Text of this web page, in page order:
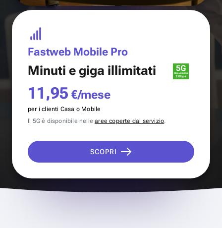
Fastweb Mobile Pro
Minuti e giga illimitati
11,95 €/mese
per i clienti Casa o Mobile
Il 5G è disponibile nellearee coperte dal servizio.
SCOPRI